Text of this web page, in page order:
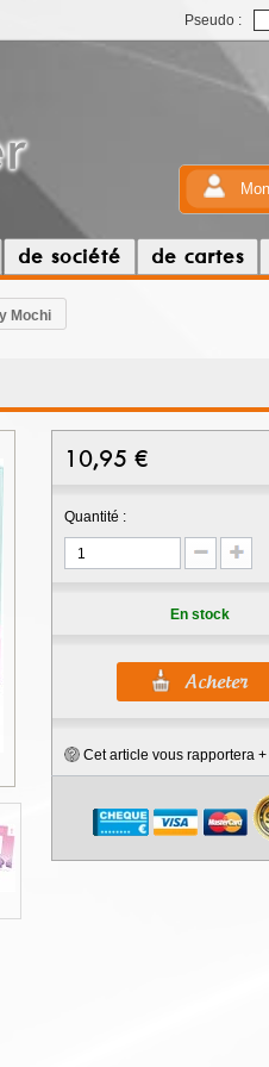
Pseudo :
de société de cartes
Mochi
10,95 €
Quantité :
En stock
Cet article vous rapportera +